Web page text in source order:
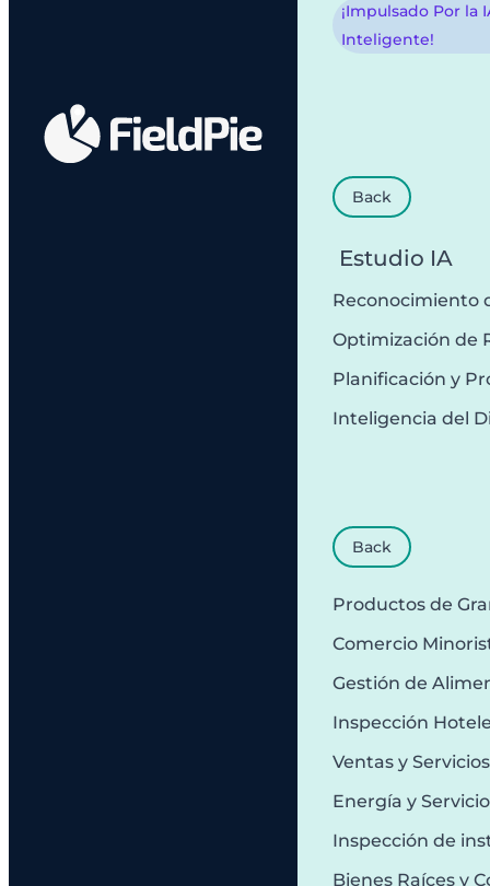
¡Impulsado Por la
Inteligente!
Back
Estudio IA
Reconocimiento
Optimización de
Planificación y
Inteligencia del
Back
Productos de
Comercio
Gestión de
Inspección
Ventas y
Energía y
Inspección de
Bienes Raíces y